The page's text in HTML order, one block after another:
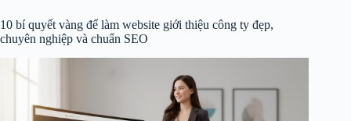
10 bí quyết vàng để làm website giới thiệu công ty đẹp,
chuyên nghiệp và chuẩn SEO